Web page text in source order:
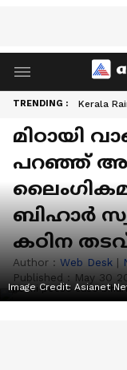
TRENDING : Kerala
മിഠായി
പറഞ്ഞ്
ബിഹാർ
കഠിന
Author : Web Desk |
Published : May 30
Image Credit: Asianet